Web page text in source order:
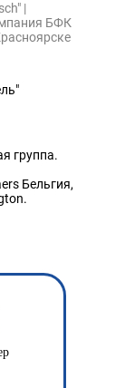
группа.
Бельгия,